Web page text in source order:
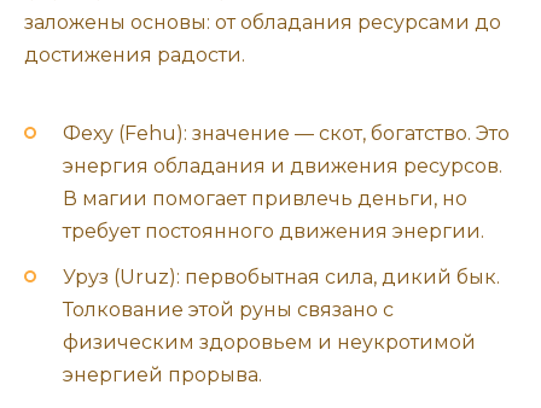
заложены основы: от обладания ресурсами до
достижения радости.
Феху (Fehu): значение — скот, богатство. Это
энергия обладания и движения ресурсов.
В магии помогает привлечь деньги, но
требует постоянного движения энергии.
Уруз (Uruz): первобытная сила, дикий бык.
Толкование этой руны связано с
физическим здоровьем и неукротимой
энергией прорыва.